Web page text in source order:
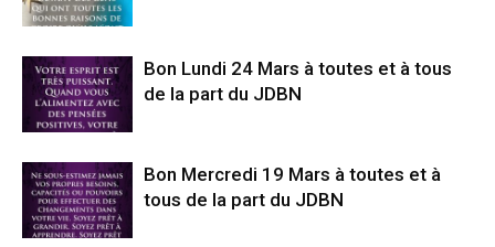
Bon Lundi 24 Mars à toutes et à tous
de la part du JDBN
Bon Mercredi 19 Mars à toutes et à
tous de la part du JDBN